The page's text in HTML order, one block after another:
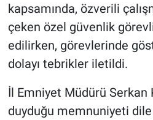
kapsamında, özverili
çeken özel güvenlik
edilirken, görevlerinde
dolayı tebrikler iletildi.
İl Emniyet Müdürü
duyduğu memnuniyeti
Kültür - Sanat
Politika
Çevre